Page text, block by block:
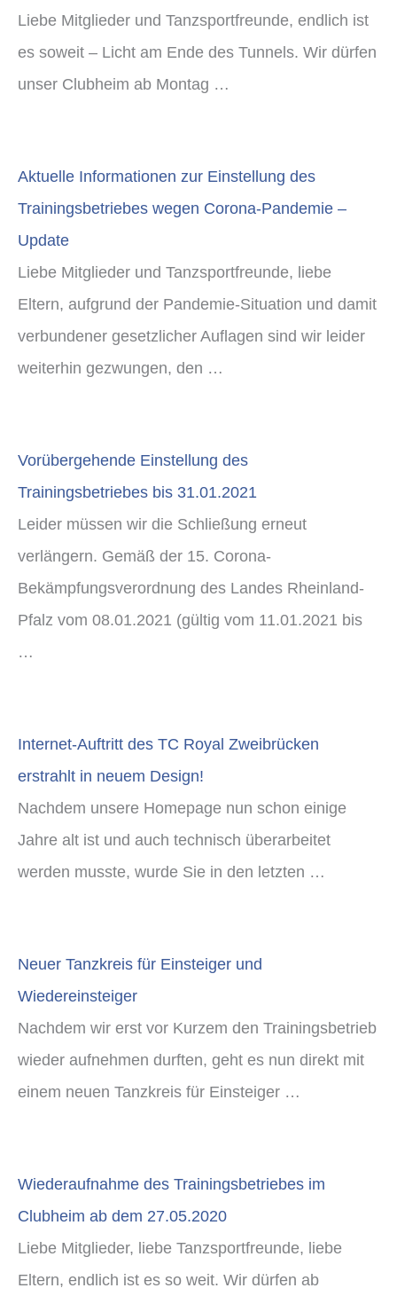
Liebe Mitglieder und Tanzsportfreunde, endlich ist
es soweit – Licht am Ende des Tunnels. Wir dürfen
unser Clubheim ab Montag …
Aktuelle Informationen zur Einstellung des
Trainingsbetriebes wegen Corona-Pandemie –
Update
Liebe Mitglieder und Tanzsportfreunde, liebe
Eltern, aufgrund der Pandemie-Situation und damit
verbundener gesetzlicher Auflagen sind wir leider
weiterhin gezwungen, den …
Vorübergehende Einstellung des
Trainingsbetriebes bis 31.01.2021
Leider müssen wir die Schließung erneut
verlängern. Gemäß der 15. Corona-
Bekämpfungsverordnung des Landes Rheinland-
Pfalz vom 08.01.2021 (gültig vom 11.01.2021 bis
…
Internet-Auftritt des TC Royal Zweibrücken
erstrahlt in neuem Design!
Nachdem unsere Homepage nun schon einige
Jahre alt ist und auch technisch überarbeitet
werden musste, wurde Sie in den letzten …
Neuer Tanzkreis für Einsteiger und
Wiedereinsteiger
Nachdem wir erst vor Kurzem den Trainingsbetrieb
wieder aufnehmen durften, geht es nun direkt mit
einem neuen Tanzkreis für Einsteiger …
Wiederaufnahme des Trainingsbetriebes im
Clubheim ab dem 27.05.2020
Liebe Mitglieder, liebe Tanzsportfreunde, liebe
Eltern, endlich ist es so weit. Wir dürfen ab